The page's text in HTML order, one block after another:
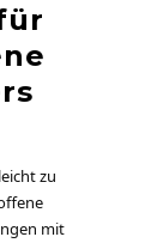
zu
mit